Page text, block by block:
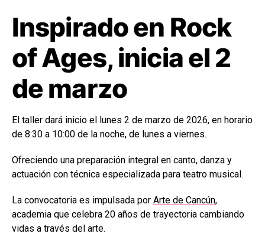
Inspirado en Rock
of Ages, inicia el 2
de marzo
El taller dará inicio el lunes 2 de marzo de 2026, en horario
de 8:30 a 10:00 de la noche, de lunes a viernes.
Ofreciendo una preparación integral en canto, danza y
actuación con técnica especializada para teatro musical.
La convocatoria es impulsada por Arte de Cancún,
academia que celebra 20 años de trayectoria cambiando
vidas a través del arte.